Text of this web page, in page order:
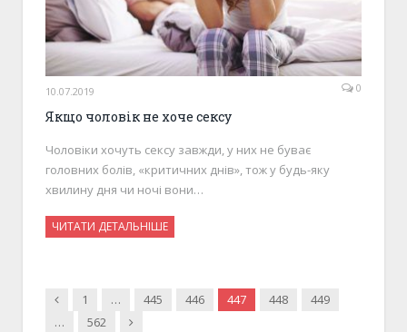
10.07.2019 0
Якщо чоловік не хоче сексу
Чоловіки хочуть сексу завжди, у них не буває
головних болів, «критичних днів», тож у будь-яку
хвилину дня чи ночі вони…
ЧИТАТИ ДЕТАЛЬНІШЕ
Previous
1 … 445 446 447 448
449
…
562 Next